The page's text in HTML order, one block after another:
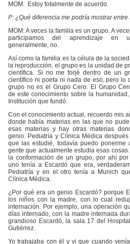
MOM: Estoy totalmente de acuerdo.
P: ¿Qué diferencia me podría mostrar
MOM: A veces la familia es un grupo. A
participamos del aprendizaje en
generalmente, no.
Así como la familia es la célula de la
la reproducción, el grupo es la unidad de
científica. Si no me forjé dentro de un
científico ni poeta ni nada de eso, pero lo
grupo no es el Grupo Cero. El Grupo
de este conocimiento sobre la
Institución que fundó.
Con el conocimiento actual, recuerdo mis
donde había materias en las que no
esas materias y hay otras materias
genio. Pediatría y Clínica Médica
que las estudié, todavía puedo ponerme
gente que actualmente estudia esas
la conformación de un grupo, por ahí
uno tenía a Escardó que era,
Pediatría y en el otro tenía a Munich
Clínica Médica.
¿Por qué era un genio Escardó? porque
los niños con la madre, con lo cual
internación. Por ejemplo, una operación
días internado, con la madre internada
grandioso Escardó, la sala 17 del
Gutiérrez.
Yo trabajaba con él y vi que cuando